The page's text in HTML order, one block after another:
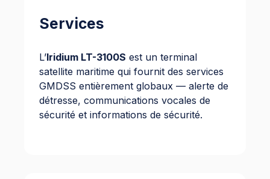
Services
L’Iridium LT-3100S est un terminal
satellite maritime qui fournit des services
GMDSS entièrement globaux — alerte de
détresse, communications vocales de
sécurité et informations de sécurité.